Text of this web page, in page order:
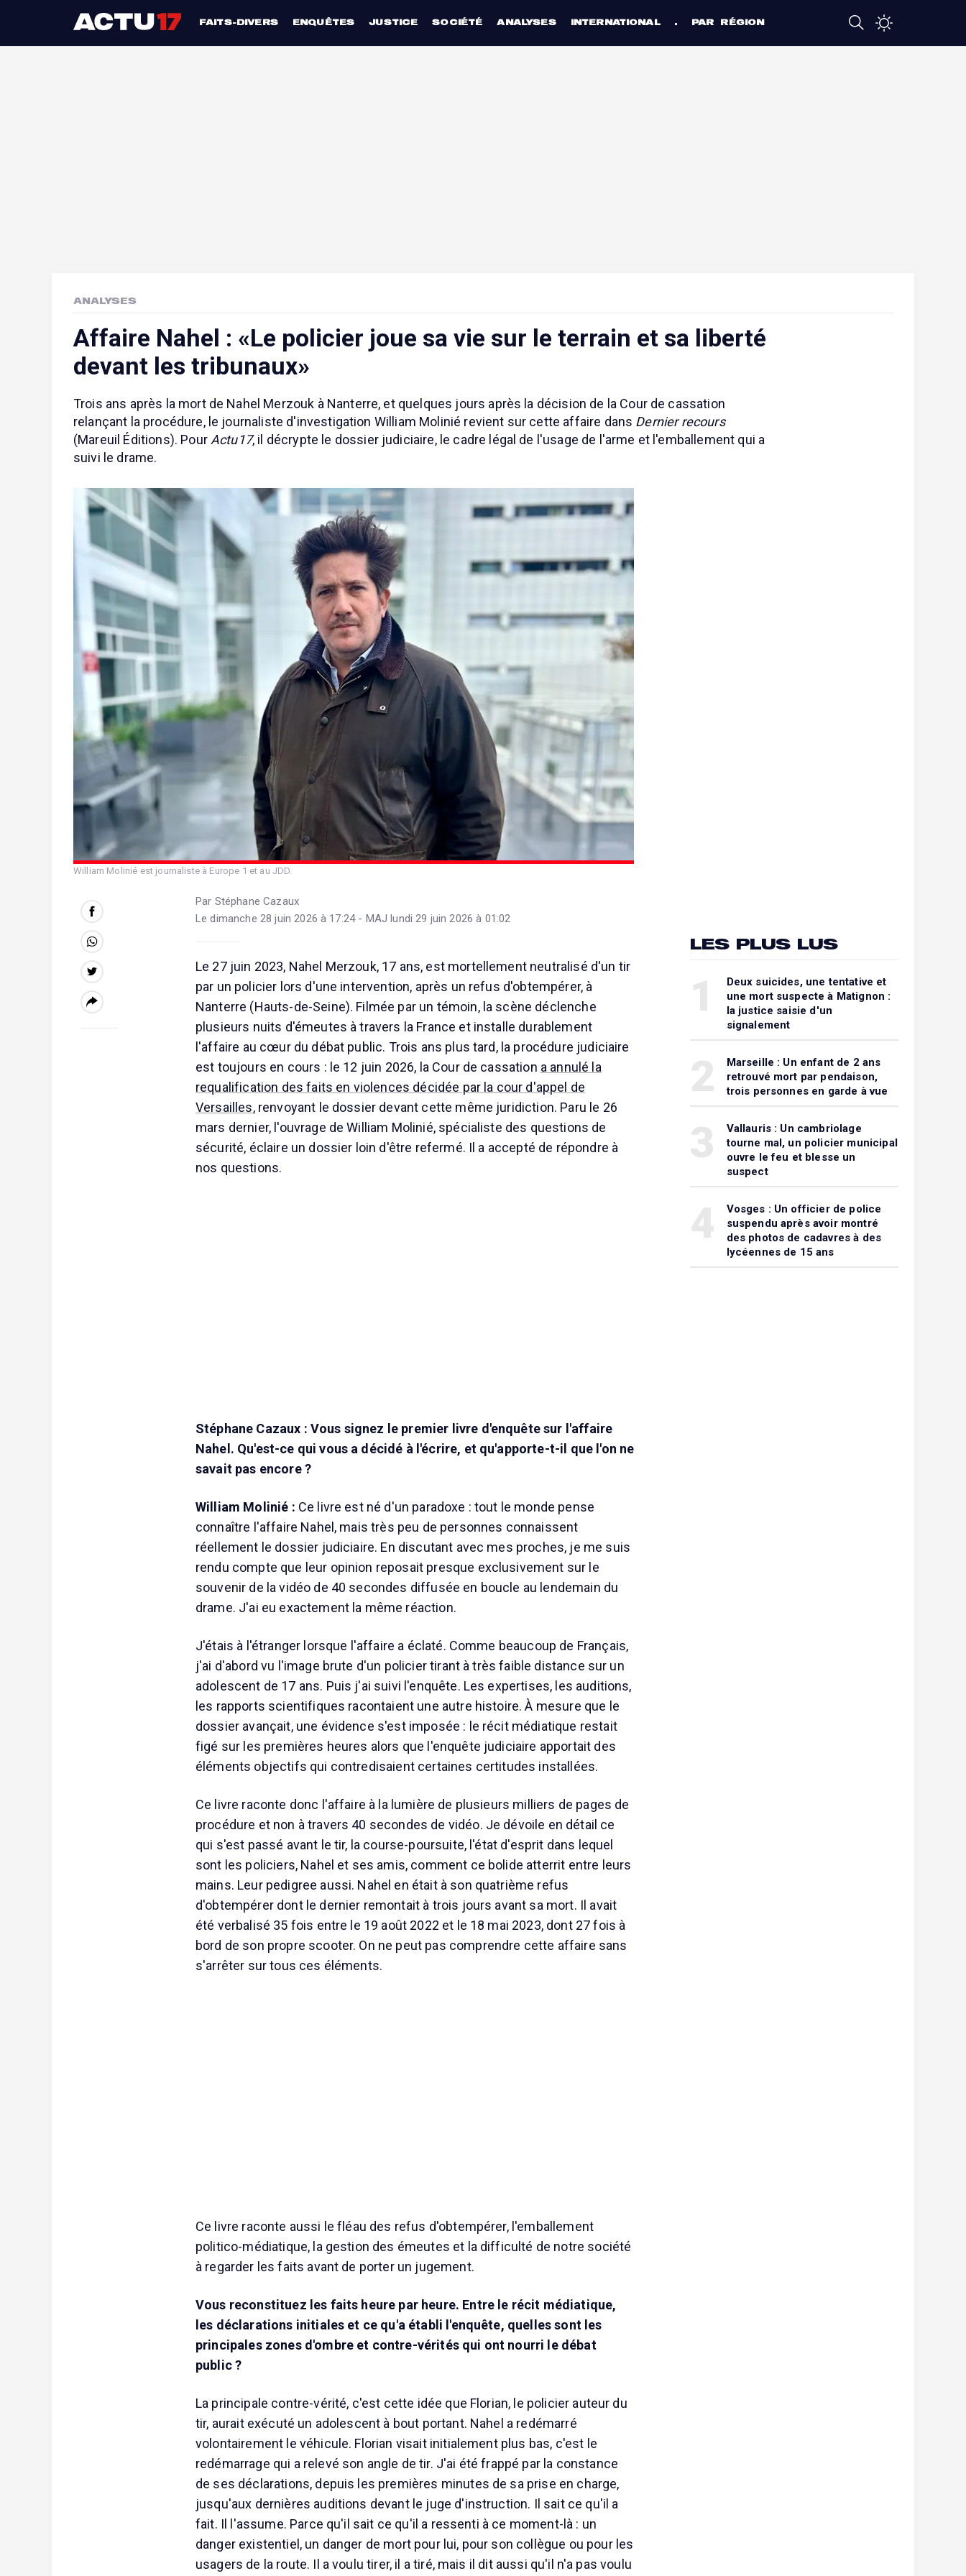
FAITS-DIVERS ENQUÊTES JUSTICE SOCIÉTÉ ANALYSES INTERNATIONAL PAR RÉGION
ANALYSES
Affaire Nahel : «Le policier joue sa vie sur le terrain et sa liberté
devant les tribunaux»
Trois ans après la mort de Nahel Merzouk à Nanterre, et quelques jours après la décision de la Cour de cassation
relançant la procédure, le journaliste d'investigation William Molinié revient sur cette affaire dans Dernier recours
(Mareuil Éditions). Pour Actu17, il décrypte le dossier judiciaire, le cadre légal de l'usage de l'arme et l'emballement qui a
suivi le drame.
William Molinié est journaliste à Europe 1 et au JDD.
Par Stéphane Cazaux
Le dimanche 28 juin 2026 à 17:24 - MAJ lundi 29 juin 2026 à 01:02
Le 27 juin 2023, Nahel Merzouk, 17 ans, est mortellement neutralisé d'un tir
par un policier lors d'une intervention, après un refus d'obtempérer, à
Nanterre (Hauts-de-Seine). Filmée par un témoin, la scène déclenche
plusieurs nuits d'émeutes à travers la France et installe durablement
l'affaire au cœur du débat public. Trois ans plus tard, la procédure judiciaire
est toujours en cours : le 12 juin 2026, la Cour de cassation a annulé la
requalification des faits en violences décidée par la cour d'appel de
Versailles, renvoyant le dossier devant cette même juridiction. Paru le 26
mars dernier, l'ouvrage de William Molinié, spécialiste des questions de
sécurité, éclaire un dossier loin d'être refermé. Il a accepté de répondre à
nos questions.
Stéphane Cazaux : Vous signez le premier livre d'enquête sur l'affaire
Nahel. Qu'est-ce qui vous a décidé à l'écrire, et qu'apporte-t-il que l'on ne
savait pas encore ?
William Molinié : Ce livre est né d'un paradoxe : tout le monde pense
connaître l'affaire Nahel, mais très peu de personnes connaissent
réellement le dossier judiciaire. En discutant avec mes proches, je me suis
rendu compte que leur opinion reposait presque exclusivement sur le
souvenir de la vidéo de 40 secondes diffusée en boucle au lendemain du
drame. J'ai eu exactement la même réaction.
J'étais à l'étranger lorsque l'affaire a éclaté. Comme beaucoup de Français,
j'ai d'abord vu l'image brute d'un policier tirant à très faible distance sur un
adolescent de 17 ans. Puis j'ai suivi l'enquête. Les expertises, les auditions,
les rapports scientifiques racontaient une autre histoire. À mesure que le
dossier avançait, une évidence s'est imposée : le récit médiatique restait
figé sur les premières heures alors que l'enquête judiciaire apportait des
éléments objectifs qui contredisaient certaines certitudes installées.
Ce livre raconte donc l'affaire à la lumière de plusieurs milliers de pages de
procédure et non à travers 40 secondes de vidéo. Je dévoile en détail ce
qui s'est passé avant le tir, la course-poursuite, l'état d'esprit dans lequel
sont les policiers, Nahel et ses amis, comment ce bolide atterrit entre leurs
mains. Leur pedigree aussi. Nahel en était à son quatrième refus
d'obtempérer dont le dernier remontait à trois jours avant sa mort. Il avait
été verbalisé 35 fois entre le 19 août 2022 et le 18 mai 2023, dont 27 fois à
bord de son propre scooter. On ne peut pas comprendre cette affaire sans
s'arrêter sur tous ces éléments.
Ce livre raconte aussi le fléau des refus d'obtempérer, l'emballement
politico-médiatique, la gestion des émeutes et la difficulté de notre société
à regarder les faits avant de porter un jugement.
Vous reconstituez les faits heure par heure. Entre le récit médiatique,
les déclarations initiales et ce qu'a établi l'enquête, quelles sont les
principales zones d'ombre et contre-vérités qui ont nourri le débat
public ?
La principale contre-vérité, c'est cette idée que Florian, le policier auteur du
tir, aurait exécuté un adolescent à bout portant. Nahel a redémarré
volontairement le véhicule. Florian visait initialement plus bas, c'est le
redémarrage qui a relevé son angle de tir. J'ai été frappé par la constance
de ses déclarations, depuis les premières minutes de sa prise en charge,
jusqu'aux dernières auditions devant le juge d'instruction. Il sait ce qu'il a
fait. Il l'assume. Parce qu'il sait ce qu'il a ressenti à ce moment-là : un
danger existentiel, un danger de mort pour lui, pour son collègue ou pour les
usagers de la route. Il a voulu tirer, il a tiré, mais il dit aussi qu'il n'a pas voulu
LES PLUS LUS
Deux suicides, une tentative et
une mort suspecte à Matignon :
la justice saisie d'un
signalement
Marseille : Un enfant de 2 ans
retrouvé mort par pendaison,
trois personnes en garde à vue
Vallauris : Un cambriolage
tourne mal, un policier municipal
ouvre le feu et blesse un
suspect
Vosges : Un officier de police
suspendu après avoir montré
des photos de cadavres à des
lycéennes de 15 ans